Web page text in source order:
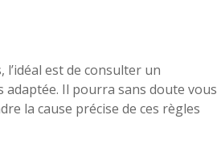
est de consulter un
Il pourra sans doute vous
la cause précise de ces règles